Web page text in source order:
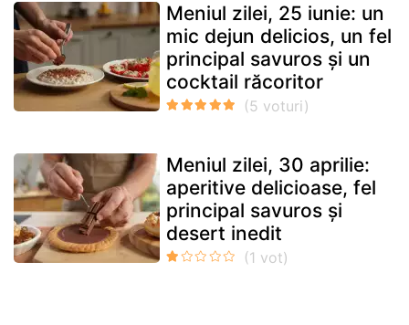
Meniul zilei, 25 iunie: un
mic dejun delicios, un fel
principal savuros și un
cocktail răcoritor
Meniul zilei, 30 aprilie:
aperitive delicioase, fel
principal savuros și
desert inedit